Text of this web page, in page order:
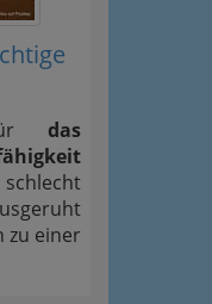
das
zu einer